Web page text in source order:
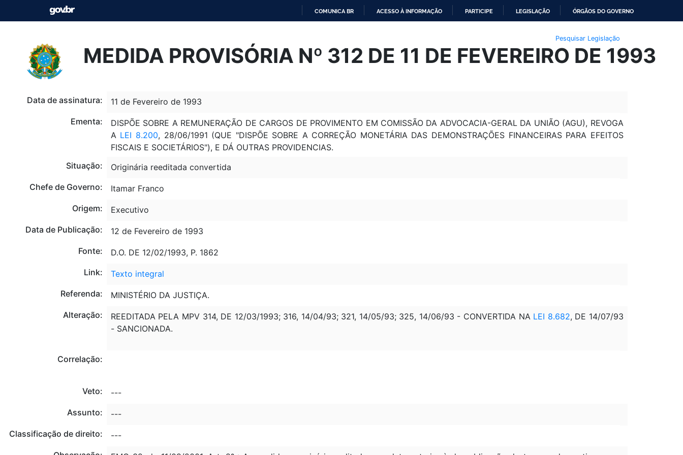
O
CONTEÚDO
COMUNICA BR ACESSO À INFORMAÇÃO PARTICIPE LEGISLAÇÃO ÓRGÃOS DO GOVERNO
Pesquisar Legislação
MEDIDA PROVISÓRIA Nº 312 DE 11 DE FEVEREIRO DE 1993
Data de assinatura:
11 de Fevereiro de 1993
Ementa:
DISPÕE SOBRE A REMUNERAÇÃO DE CARGOS DE PROVIMENTO EM COMISSÃO DA ADVOCACIA-GERAL DA UNIÃO (AGU), REVOGA
A LEI 8.200, 28/06/1991 (QUE "DISPÕE SOBRE A CORREÇÃO MONETÁRIA DAS DEMONSTRAÇÕES FINANCEIRAS PARA EFEITOS
FISCAIS E SOCIETÁRIOS"), E DÁ OUTRAS PROVIDENCIAS.
Situação:
Originária reeditada convertida
Chefe de Governo:
Itamar Franco
Origem:
Executivo
Data de Publicação:
12 de Fevereiro de 1993
Fonte:
D.O. DE 12/02/1993, P. 1862
Link:
Texto integral
Referenda:
MINISTÉRIO DA JUSTIÇA.
Alteração:
REEDITADA PELA MPV 314, DE 12/03/1993; 316, 14/04/93; 321, 14/05/93; 325, 14/06/93 - CONVERTIDA NA LEI 8.682, DE 14/07/93
- SANCIONADA.
Correlação:
Veto:
---
Assunto:
---
Classificação de direito:
---